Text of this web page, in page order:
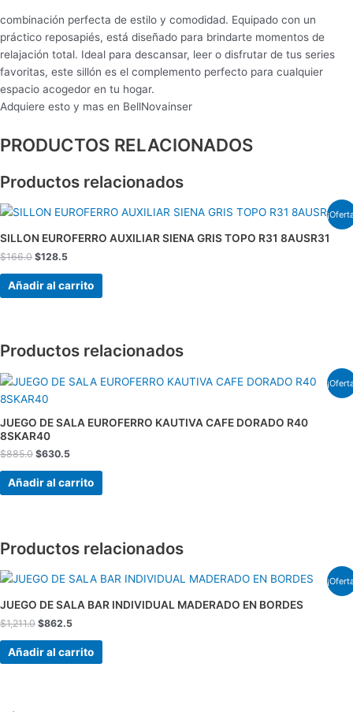
combinación perfecta de estilo y comodidad. Equipado con un
práctico reposapiés, está diseñado para brindarte momentos de
relajación total. Ideal para descansar, leer o disfrutar de tus series
favoritas, este sillón es el complemento perfecto para cualquier
espacio acogedor en tu hogar.
Adquiere esto y mas en BellNovainser
PRODUCTOS RELACIONADOS
Productos relacionados
SILLON EUROFERRO AUXILIAR SIENA GRIS TOPO R31 8AUSR31
$166.0
El
original
$166.0.
$128.5
El
actual
$128.5.
Añadir al carrito
Productos relacionados
JUEGO DE SALA EUROFERRO KAUTIVA CAFE DORADO R40
8SKAR40
$885.0
El
original
$885.0.
$630.5
El
precio
$630.5.
Añadir al carrito
Productos relacionados
JUEGO DE SALA BAR INDIVIDUAL MADERADO EN BORDES
$1,211.0
El
original
$1,211.0.
$862.5
El
actual
$862.5.
Añadir al carrito